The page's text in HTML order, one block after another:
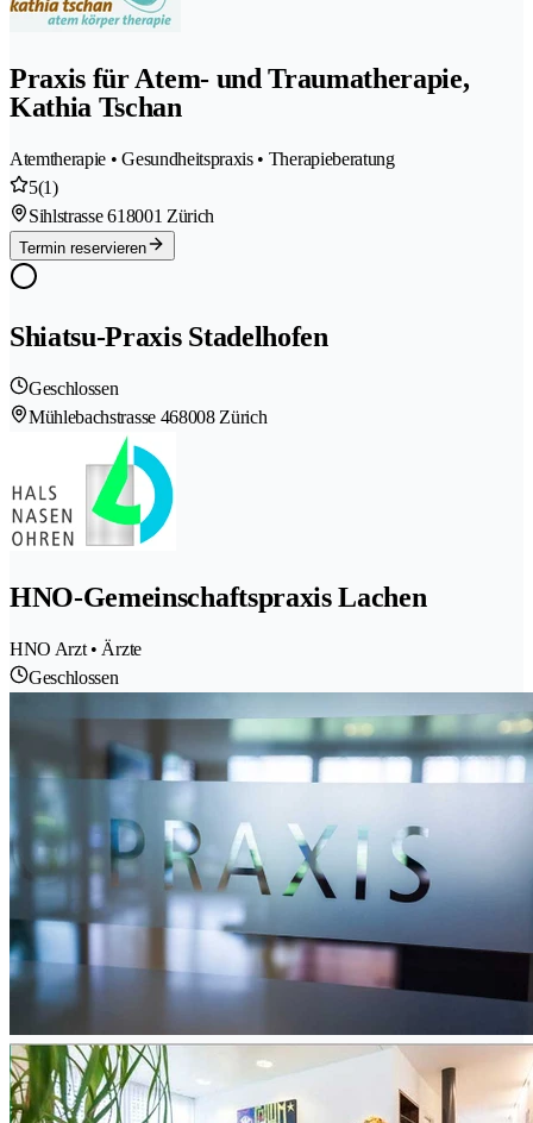
Praxis für Atem- und Traumatherapie,
Kathia Tschan
Atemtherapie • Gesundheitspraxis • Therapieberatung
5(1)
Sihlstrasse 618001 Zürich
Termin reservieren
Shiatsu-Praxis Stadelhofen
Geschlossen
Mühlebachstrasse 468008 Zürich
HNO-Gemeinschaftspraxis Lachen
HNO Arzt • Ärzte
Geschlossen